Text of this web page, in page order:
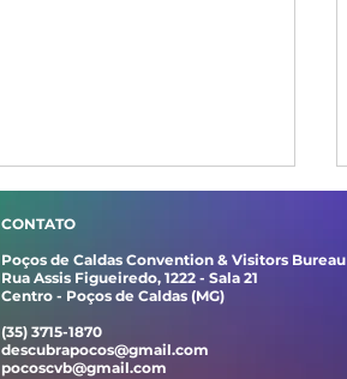
CONTATO
Poços de Caldas Convention & Visitors Bureau
Rua Assis Figueiredo, 1222 - Sala 21
Centro - Poços de Caldas (MG)
(35) 3715-1870
descubrapocos@gmail.com
pocoscvb@gmail.com